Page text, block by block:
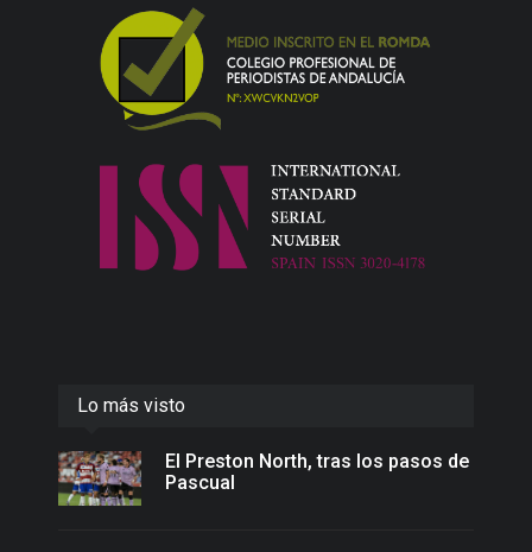
Lo más visto
El Preston North, tras los pasos de
Pascual